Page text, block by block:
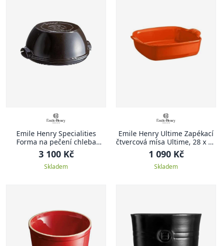
Emile Henry Specialities
Forma na pečení chleba
Specialities 32,5 x 29,5 cm
antracitová Charcoal
3 100 Kč
Skladem
Emile Henry Ultime Zapékací
čtvercová mísa Ultime, 28 x 24
cm, oranžová Toscane
1 090 Kč
Skladem